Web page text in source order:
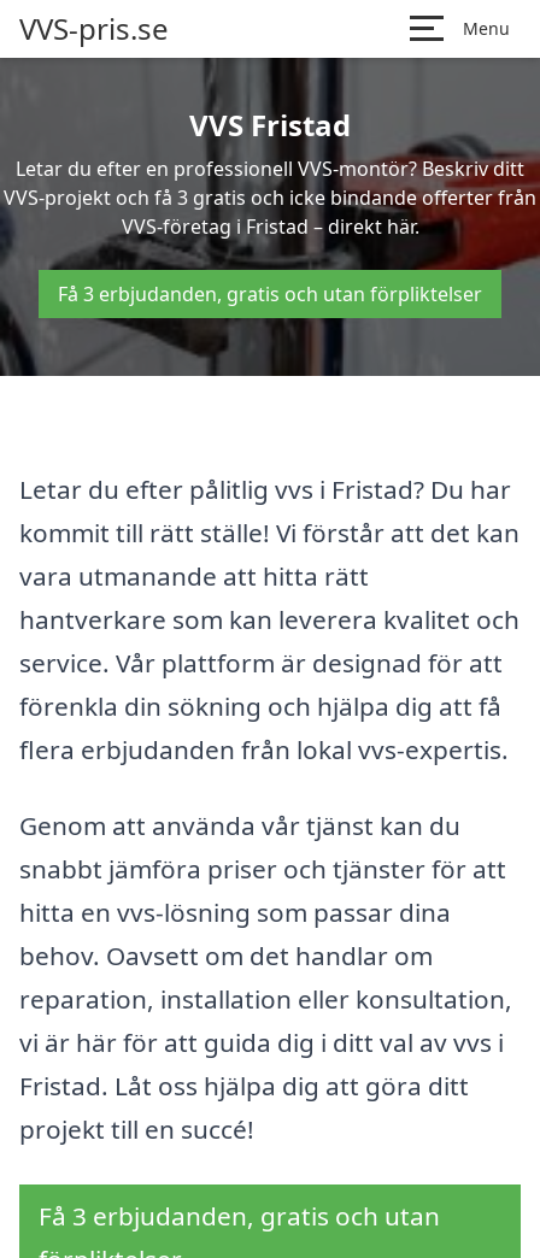
VVS-pris.se Menu
VVS Fristad
Letar du efter en professionell VVS-montör? Beskriv ditt
VVS-projekt och få 3 gratis och icke bindande offerter från
VVS-företag i Fristad – direkt här.
Få 3 erbjudanden, gratis och utan förpliktelser
Letar du efter pålitlig vvs i Fristad? Du har
kommit till rätt ställe! Vi förstår att det kan
vara utmanande att hitta rätt
hantverkare som kan leverera kvalitet och
service. Vår plattform är designad för att
förenkla din sökning och hjälpa dig att få
flera erbjudanden från lokal vvs-expertis.
Genom att använda vår tjänst kan du
snabbt jämföra priser och tjänster för att
hitta en vvs-lösning som passar dina
behov. Oavsett om det handlar om
reparation, installation eller konsultation,
vi är här för att guida dig i ditt val av vvs i
Fristad. Låt oss hjälpa dig att göra ditt
projekt till en succé!
Få 3 erbjudanden, gratis och utan